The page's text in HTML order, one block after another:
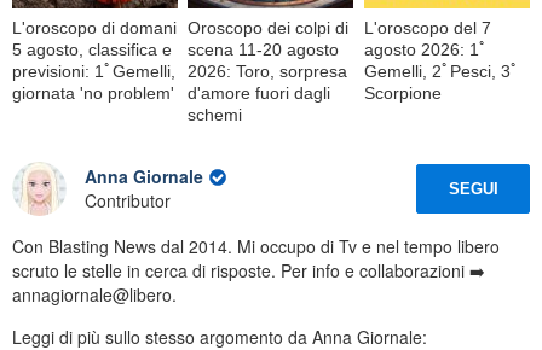
L'oroscopo di domani
5 agosto, classifica e
previsioni: 1ﾟGemelli,
giornata 'no problem'
Oroscopo dei colpi di
scena 11-20 agosto
2026: Toro, sorpresa
d'amore fuori dagli
schemi
L'oroscopo del 7
agosto 2026: 1ﾟ
Gemelli, 2ﾟPesci, 3ﾟ
Scorpione
Anna Giornale
Contributor
SEGUI
Con Blasting News dal 2014. Mi occupo di Tv e nel tempo libero
scruto le stelle in cerca di risposte. Per info e collaborazioni ➡️
annagiornale@libero.
Leggi di più sullo stesso argomento da Anna Giornale: